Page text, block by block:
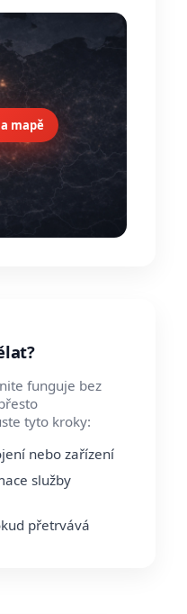
mapě
funguje bez
tyto kroky:
nebo zařízení
služby
přetrvává